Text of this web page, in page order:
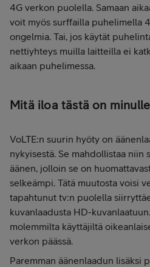
4G verkon puolella. Samaan
voit myös surffailla puhelimella
ongelmia. Tai, jos käytät
nettiyhteys muilla laitteilla ei
aikaan puhelimessa.
Mitä iloa tästä on minulle
VoLTE:n suurin hyöty on
nykyisestä. Se mahdollistaa niin
äänen, jolloin se on
selkeämpi. Tätä muutosta voisi
tapahtunut tv:n puolella
kuvanlaadusta HD-
molemmilta käyttäjiltä
verkon päässä.
Paremman äänenlaadun lisäksi